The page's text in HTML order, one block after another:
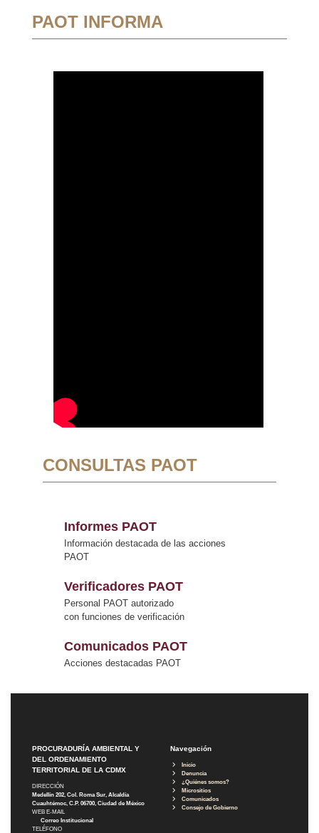
PAOT INFORMA
CONSULTAS PAOT
Informes PAOT
Información destacada de las acciones
PAOT
Verificadores PAOT
Personal PAOT autorizado
con funciones de verificación
Comunicados PAOT
Acciones destacadas PAOT
PROCURADURÍA AMBIENTAL Y
DEL ORDENAMIENTO
TERRITORIAL DE LA CDMX
DIRECCIÓN
Medellín 202, Col. Roma Sur, Alcaldía
Cuauhtémoc, C.P. 06700, Ciudad de México
WEB E-MAIL
Correo Institucional
TELÉFONO
Navegación
Inicio
Denuncia
¿Quiénes somos?
Micrositios
Comunicados
Consejo de Gobierno